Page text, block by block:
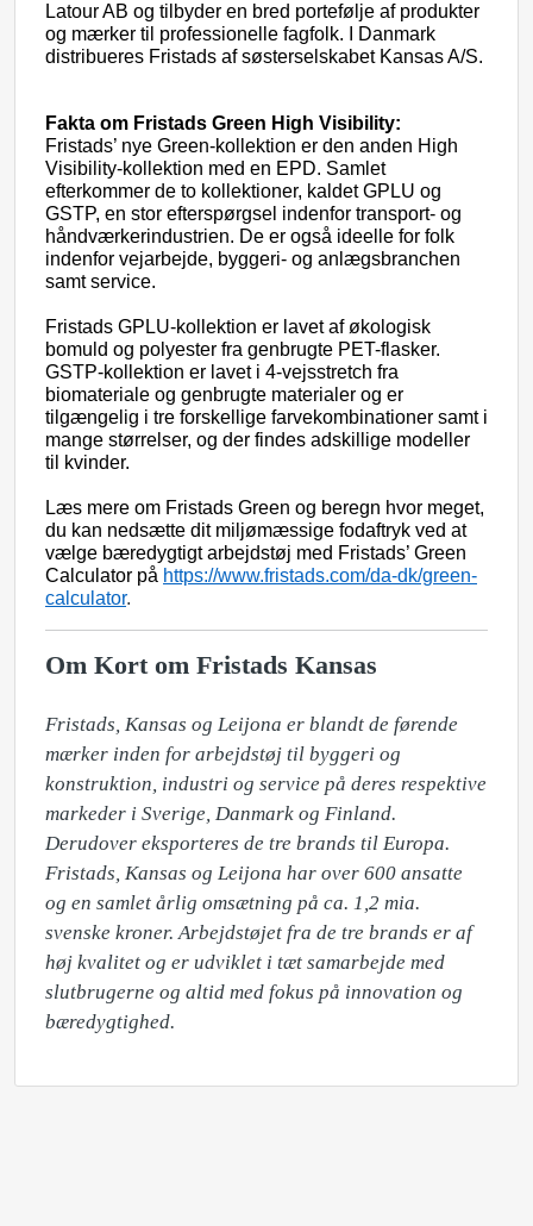
Latour AB og tilbyder en bred portefølje af produkter
og mærker til professionelle fagfolk. I Danmark
distribueres Fristads af søsterselskabet Kansas A/S.
Fakta om Fristads Green High Visibility:
Fristads’ nye Green-kollektion er den anden High
Visibility-kollektion med en EPD. Samlet
efterkommer de to kollektioner, kaldet GPLU og
GSTP, en stor efterspørgsel indenfor transport- og
håndværkerindustrien. De er også ideelle for folk
indenfor vejarbejde, byggeri- og anlægsbranchen
samt service.
Fristads GPLU-kollektion er lavet af økologisk
bomuld og polyester fra genbrugte PET-flasker.
GSTP-kollektion er lavet i 4-vejsstretch fra
biomateriale og genbrugte materialer og er
tilgængelig i tre forskellige farvekombinationer samt i
mange størrelser, og der findes adskillige modeller
til kvinder.
Læs mere om Fristads Green og beregn hvor meget,
du kan nedsætte dit miljømæssige fodaftryk ved at
vælge bæredygtigt arbejdstøj med Fristads’ Green
Calculator på https://www.fristads.com/da-dk/green-
calculator.
Om Kort om Fristads Kansas
Fristads, Kansas og Leijona er blandt de førende
mærker inden for arbejdstøj til byggeri og
konstruktion, industri og service på deres respektive
markeder i Sverige, Danmark og Finland.
Derudover eksporteres de tre brands til Europa.
Fristads, Kansas og Leijona har over 600 ansatte
og en samlet årlig omsætning på ca. 1,2 mia.
svenske kroner. Arbejdstøjet fra de tre brands er af
høj kvalitet og er udviklet i tæt samarbejde med
slutbrugerne og altid med fokus på innovation og
bæredygtighed.